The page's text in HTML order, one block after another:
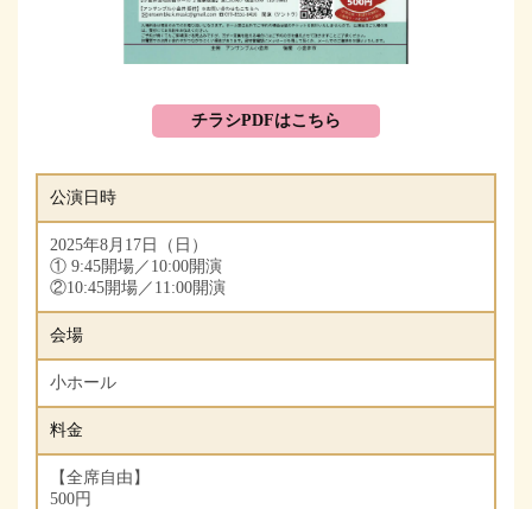
チラシPDFはこちら
公演日時
2025年8月17日（日）
① 9:45開場／10:00開演
②10:45開場／11:00開演
会場
小ホール
料金
【全席自由】
500円